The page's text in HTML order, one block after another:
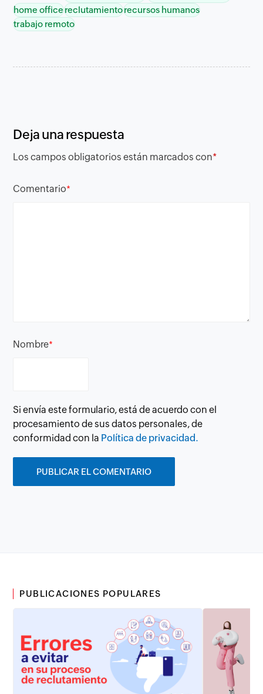
home officereclutamientorecursos humanos
trabajo remoto
Deja una respuesta
Los campos obligatorios están marcados con*
Comentario*
Nombre*
Si envía este formulario, está de acuerdo con el
procesamiento de sus datos personales, de
conformidad con la Política de privacidad.
PUBLICACIONES POPULARES